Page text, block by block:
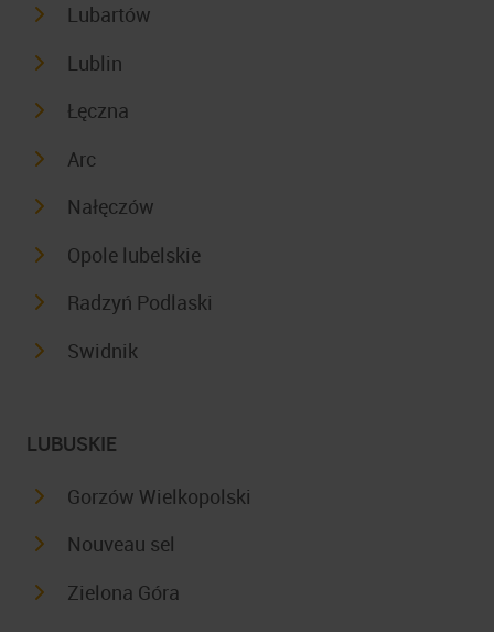
Lubartów
Lublin
Łęczna
Arc
Nałęczów
Opole lubelskie
Radzyń Podlaski
Swidnik
LUBUSKIE
Gorzów Wielkopolski
Nouveau sel
Zielona Góra